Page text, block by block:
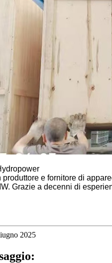
produttore e fornitore di
Grazie a decenni di
2025